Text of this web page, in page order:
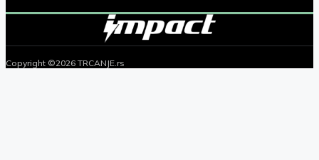
Copyright ©2026 TRCANJE.rs